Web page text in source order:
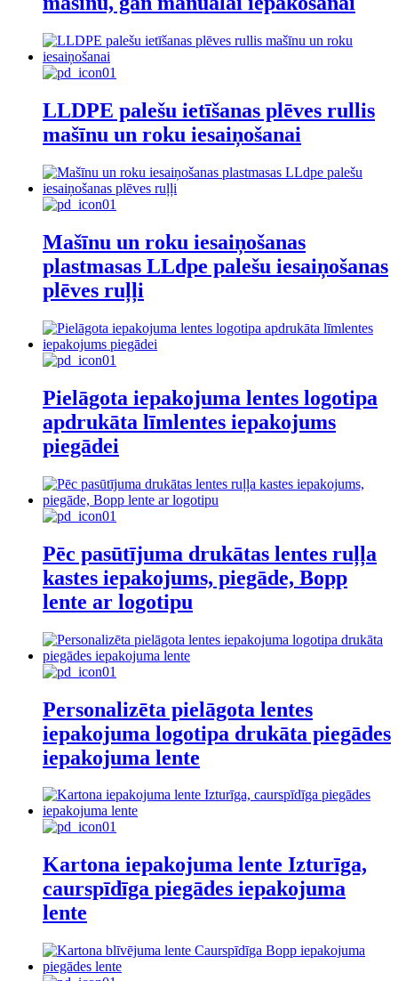
LLDPE palešu ietīšanas plēves rullis
mašīnu un roku iesaiņošanai
Mašīnu un roku iesaiņošanas
plastmasas LLdpe palešu iesaiņošanas
plēves ruļļi
Pielāgota iepakojuma lentes logotipa
apdrukāta līmlentes iepakojums
piegādei
Pēc pasūtījuma drukātas lentes ruļļa
kastes iepakojums, piegāde, Bopp
lente ar logotipu
Personalizēta pielāgota lentes
iepakojuma logotipa drukāta piegādes
iepakojuma lente
Kartona iepakojuma lente Izturīga,
caurspīdīga piegādes iepakojuma
lente